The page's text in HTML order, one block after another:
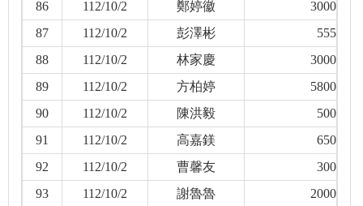
86 112/10/2 鄭婷徽
3000
87
112/10/2 彭澤彬
555
88
112/10/2 林家慶
3000
89
112/10/2 方柏婷
5800
90
112/10/2 陳洪毅
500
91
112/10/2 高嘉鎂
650
92
112/10/2 曹馨友
300
93
112/10/2 謝魯魯
2000